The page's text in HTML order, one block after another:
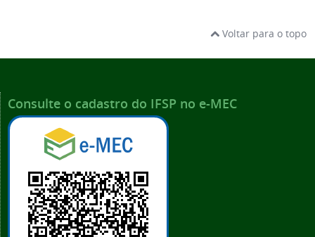
Voltar para o topo
Consulte o cadastro do IFSP no e-MEC